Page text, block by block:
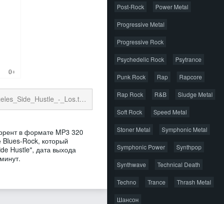
_Los.torrent 16.99 Kb cкачиваний: 20
в формате MP3 320
Rock, который
Hustle", дата выхода
Post-Rock Power Metal
Progressive Metal
Progressive Rock
Psychedelic Rock Psytrance
Punk Rock Rap Rapcore
Rap Rock R&B Sludge Metal
Soft Rock Speed Metal
Stoner Metal Symphonic Metal
Symphonic Power Synthpop
Synthwave Technical Death
Techno Trance Thrash Metal
Шансон